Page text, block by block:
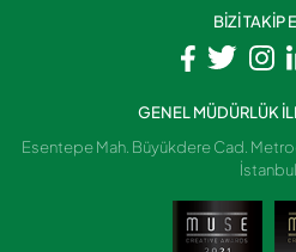
BİZİ TAKİP
GENEL MÜDÜRLÜK
Esentepe Mah. Büyükdere Cad.
İstanbul